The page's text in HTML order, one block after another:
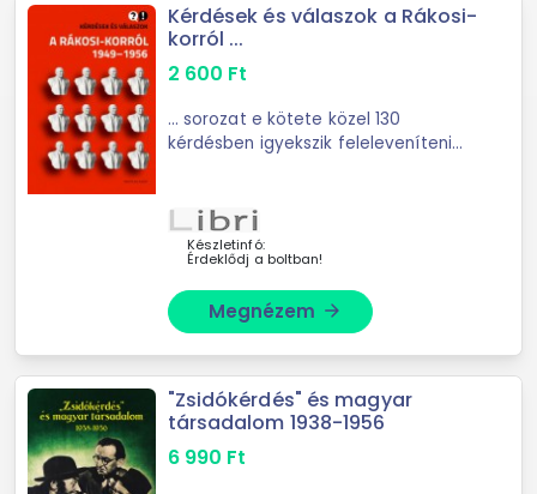
Kérdések és válaszok a Rákosi-
korról ...
2 600 Ft
... sorozat e kötete közel 130
kérdésben igyekszik feleleveníteni
mindenkinek a sötét sztálinizmus, a
kíméletlen ...
Készletinfó:
Érdeklődj a boltban!
Megnézem arrow_forward
"Zsidókérdés" és magyar
társadalom 1938-1956
6 990 Ft